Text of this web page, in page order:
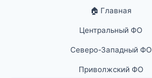
🏠 Главная
Центральный ФО
Северо-Западный ФО
Приволжский ФО